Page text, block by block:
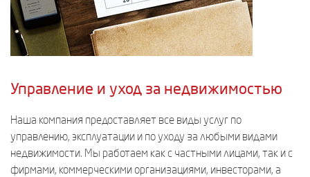
Управление и уход за недвижимостью
Наша компания предоставляет все виды услуг по
управлению, эксплуатации и по уходу за любыми видами
недвижимости. Мы работаем как с частными лицами, так и с
фирмами, коммерческими организациями, инвесторами, а